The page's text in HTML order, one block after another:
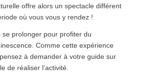
offre alors un spectacle différent
où vous vous y rendez !
se prolonger pour profiter du
Comme cette expérience
à demander à votre guide sur
de réaliser l’activité.